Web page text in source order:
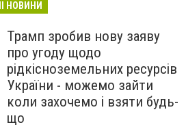
НОВИНИ
Трамп зробив нову заяву
про угоду щодо
рідкісноземельних ресурсів
України - можемо зайти
коли захочемо і взяти будь-
що